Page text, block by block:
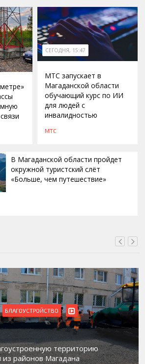
СЕГОДНЯ, 15:47
МТС запускает в
Магаданской области
обучающий курс по ИИ
для людей с
инвалидностью
МТС
В Магаданской области пройдет
окружной туристский слёт
«Больше, чем путешествие»
к пилотному проекту по
из групп
«Переправа»